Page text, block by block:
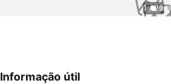
1 / 20
Informação útil